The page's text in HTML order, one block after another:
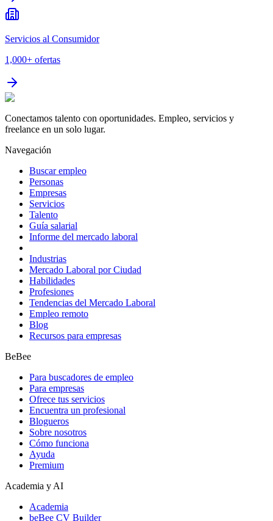
Servicios al Consumidor
1,000+ ofertas
Conectamos talento con oportunidades. Empleo, servicios y
freelance en un solo lugar.
Navegación
Buscar empleo
Personas
Empresas
Servicios
Talento
Guía salarial
Informe del mercado laboral
Industrias
Mercado Laboral por Ciudad
Habilidades
Profesiones
Tendencias del Mercado Laboral
Empleo remoto
Blog
Recursos para empresas
BeBee
Para buscadores de empleo
Para empresas
Ofrece tus servicios
Encuentra un profesional
Blogueros
Sobre nosotros
Cómo funciona
Ayuda
Premium
Academia y AI
Academia
beBee CV Builder